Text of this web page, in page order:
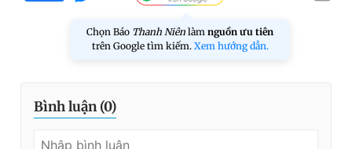
Chọn Báo Thanh Niên làm nguồn ưu tiên
trên Google tìm kiếm. Xem hướng dẫn.
Bình luận (0)